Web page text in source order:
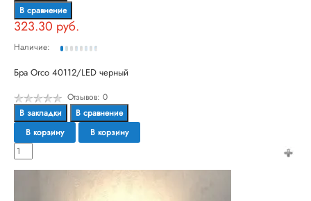
В сравнение
323.30 руб.
Наличие:
Бра Orco 40112/LED черный
Отзывов: 0
В закладки
В сравнение
В корзину
В корзину